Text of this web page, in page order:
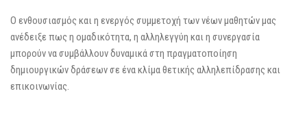
Ο ενθουσιασμός και η ενεργός συμμετοχή των νέων μαθητών μας
ανέδειξε πως η ομαδικότητα, η αλληλεγγύη και η συνεργασία
μπορούν να συμβάλλουν δυναμικά στη πραγματοποίηση
δημιουργικών δράσεων σε ένα κλίμα θετικής αλληλεπίδρασης και
επικοινωνίας.